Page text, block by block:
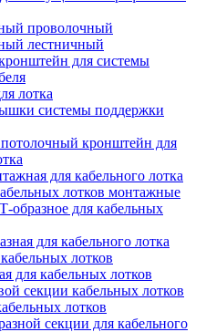
проволочный
лестничный
для системы
лотка
системы поддержки
кронштейн для
для кабельного лотка
лотков монтажные
образное для кабельных
для кабельного лотка
лотков
для кабельных лотков
секции кабельных лотков
лотков
секции для кабельного